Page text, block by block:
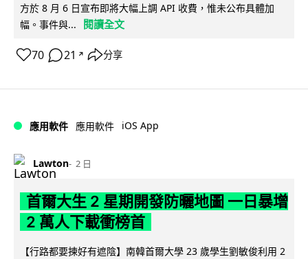
方於 8 月 6 日宣布即將大幅上調 API 收費，惟未公布具體加
幅。事件與...
閱讀全文
70 21 ↗ 分享
應用軟件 應用軟件 iOS App
Lawton 2 日
首爾大生 2 星期開發防曬地圖 一日暴增
2 萬人下載衝榜首
【行路都要揀好有遮陰】南韓首爾大學 23 歲學生劉敏俊利用 2